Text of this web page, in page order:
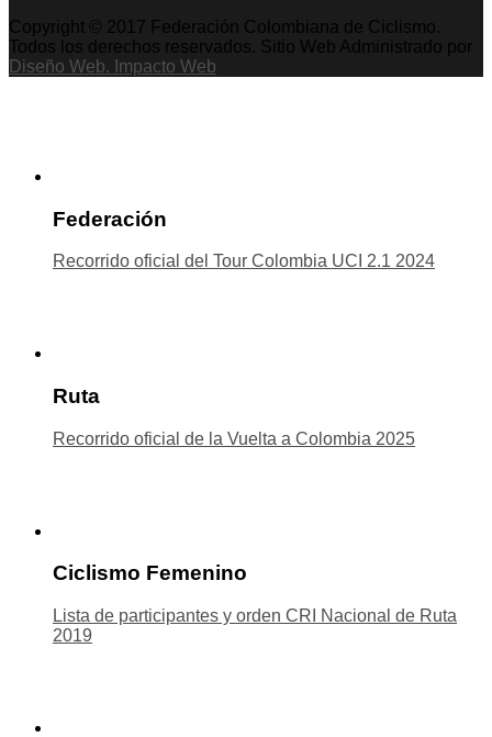
Copyright © 2017 Federación Colombiana de Ciclismo.
Todos los derechos reservados. Sitio Web Administrado por
Diseño Web. Impacto Web
Federación
Recorrido oficial del Tour Colombia UCI 2.1 2024
Ruta
Recorrido oficial de la Vuelta a Colombia 2025
Ciclismo Femenino
Lista de participantes y orden CRI Nacional de Ruta
2019